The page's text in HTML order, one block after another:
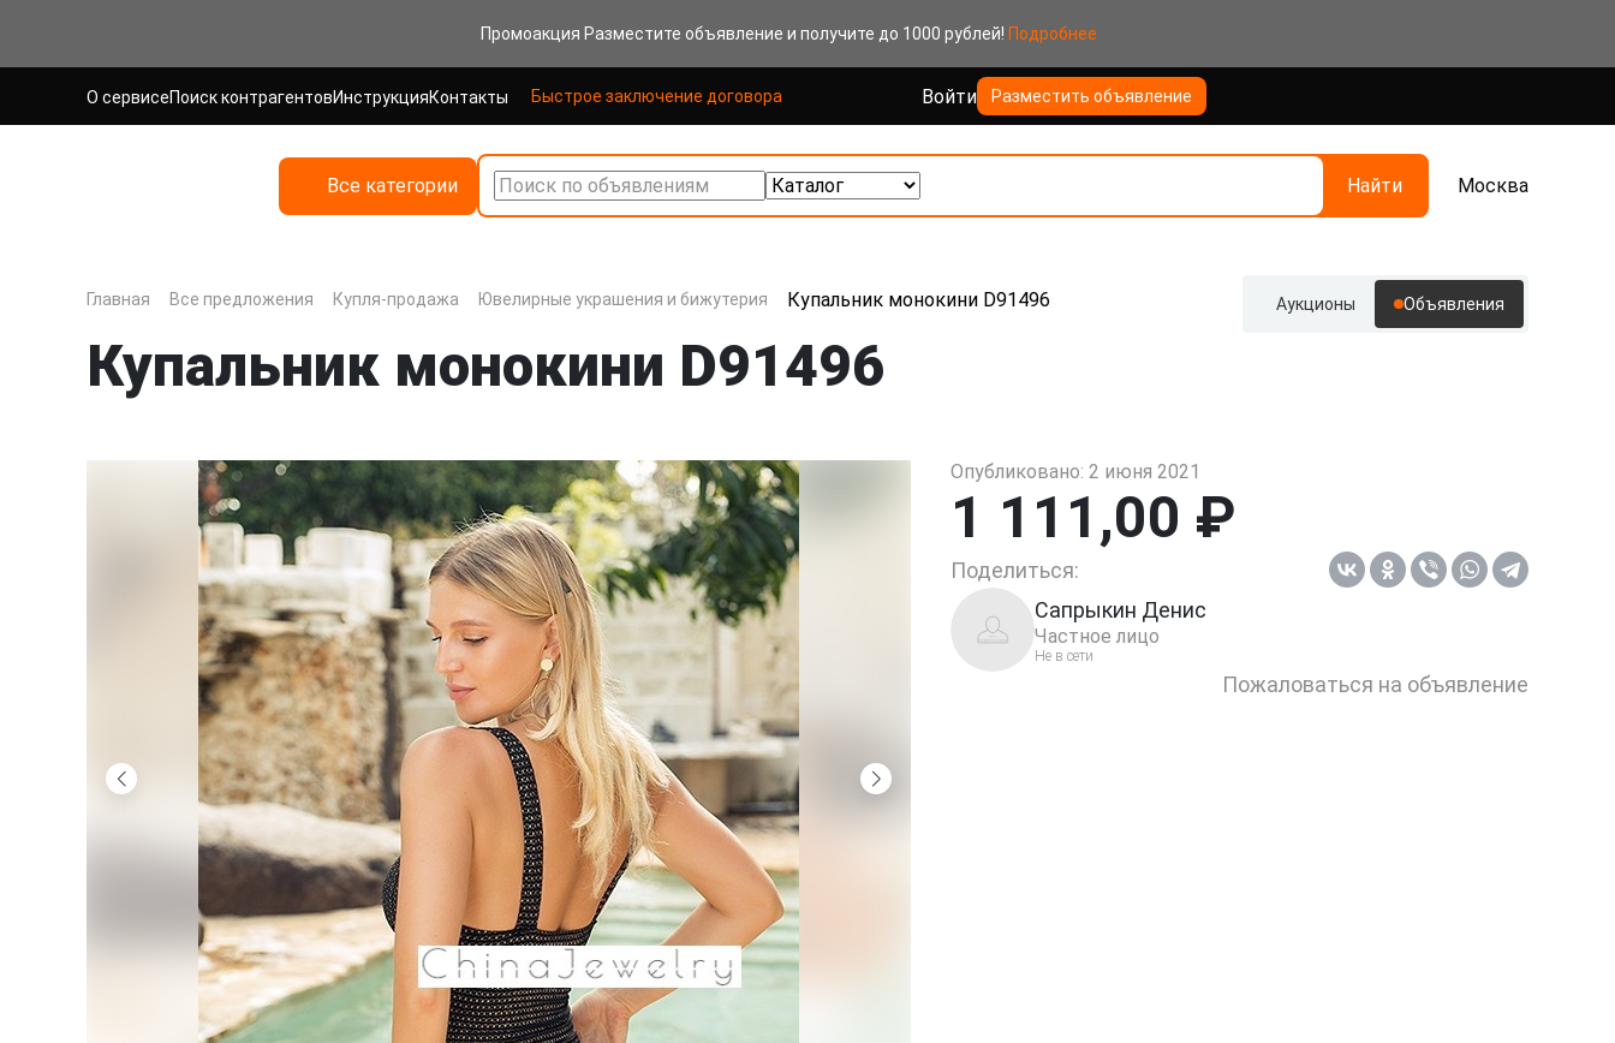
Промоакция Разместите объявление и получите до 1000 рублей! Подробнее
О сервисеПоиск контрагентовИнструкцияКонтакты Быстрое заключение договора Войти Разместить объявление
Все категории Поиск по объявлениям Найти Москва
Главная Все предложения Купля-продажа Ювелирные украшения и бижутерия Купальник монокини D91496 Аукционы Объявления
Купальник монокини D91496
Опубликовано: 2 июня 2021
1 111,00 ₽
Поделиться:
Сапрыкин Денис
Частное лицо
Не в сети
Пожаловаться на объявление